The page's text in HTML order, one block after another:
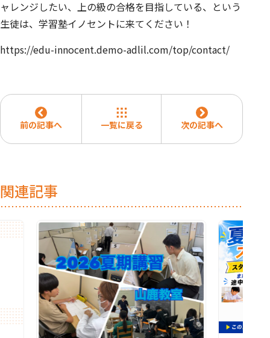
ャレンジしたい、上の級の合格を目指している、という
生徒は、学習塾イノセントに来てください！
https://edu-innocent.demo-adlil.com/top/contact/
前の記事へ 一覧に戻る 次の記事へ
関連記事